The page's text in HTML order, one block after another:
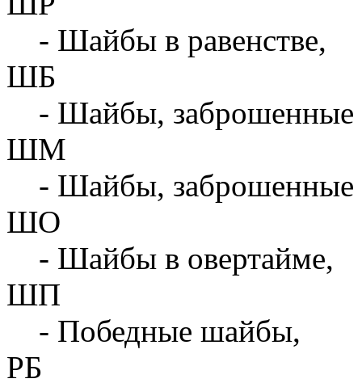
- Шайбы в равенстве,
ШБ
- Шайбы, заброшенные
ШМ
- Шайбы, заброшенные
ШО
- Шайбы в овертайме,
ШП
- Победные шайбы,
РБ